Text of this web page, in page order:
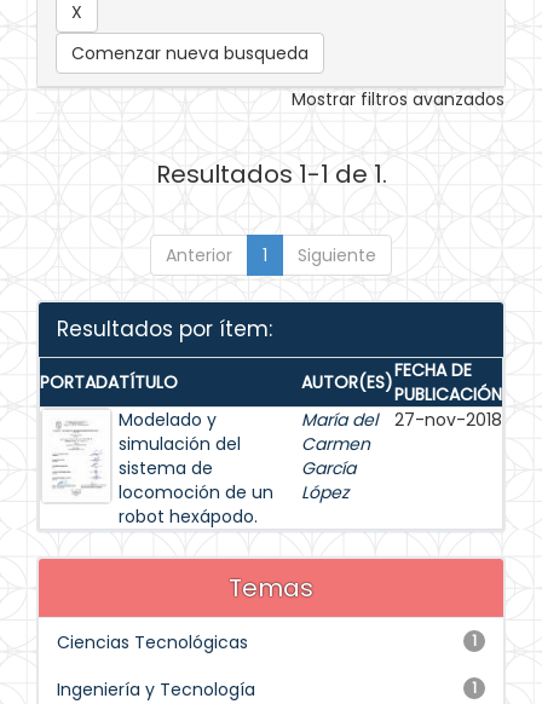
Comenzar nueva busqueda
Mostrar filtros avanzados
Resultados 1-1 de 1.
Anterior 1 Siguiente
Resultados por ítem:
PORTADATÍTULO AUTOR(ES)FECHA DE
PUBLICACIÓN
Modelado y
simulación del
sistema de
locomoción de un
robot hexápodo.
María del
Carmen
García
López
27-nov-2018
Temas
1
Ciencias Tecnológicas
1
Ingeniería y Tecnología